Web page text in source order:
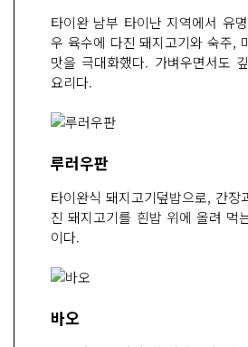
타이완 남부 타이난 지역에서 유
우 육수에 다진 돼지고기와 숙주,
맛을 극대화했다. 가벼우면서도
요리다.
루러우판
타이완식 돼지고기덮밥으로, 간장
진 돼지고기를 흰밥 위에 올려 먹
이다.
바오